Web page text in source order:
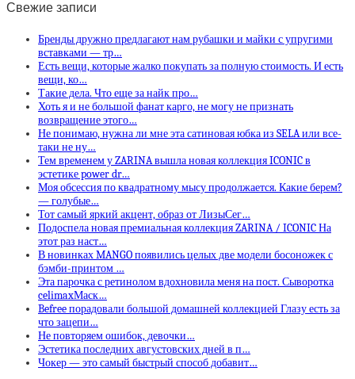
Свежие записи
Бренды дружно предлагают нам рубашки и майки с упругими
вставками — тр…
Есть вещи, которые жалко покупать за полную стоимость. И есть
вещи, ко…
Такие дела. Что еще за найк про…
Хоть я и не большой фанат карго, не могу не признать
возвращение этого…
Не понимаю, нужна ли мне эта сатиновая юбка из SELA или все-
таки не ну…
Тем временем у ZARINA вышла новая коллекция ICONIC в
эстетике power dr…
Моя обсессия по квадратному мысу продолжается. Какие берем?
— голубые…
Тот самый яркий акцент, образ от ЛизыСег…
Подоспела новая премиальная коллекция ZARINA / ICONIC На
этот раз наст…
В новинках MANGO появились целых две модели босоножек с
бэмби-принтом …
Эта парочка с ретинолом вдохновила меня на пост. Сыворотка
celimaxМаск…
Befree порадовали большой домашней коллекцией Глазу есть за
что зацепи…
Не повторяем ошибок, девочки…
Эстетика последних августовских дней в п…
Чокер — это самый быстрый способ добавит…